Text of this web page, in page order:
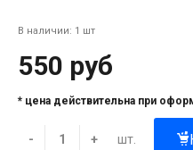
В наличии: 1 шт
550 руб
* цена действительна при
- + шт.